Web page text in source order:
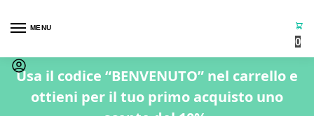
MENU
0
Usa il codice “BENVENUTO” nel carrello e
ottieni per il tuo primo acquisto uno